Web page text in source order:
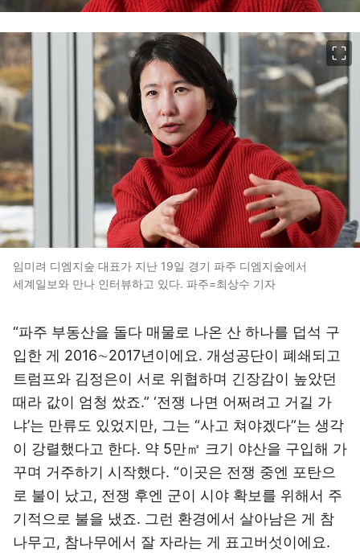
임미려 디엠지숲 대표가 지난 19일 경기 파주 디엠지숲에서
세계일보와 만나 인터뷰하고 있다. 파주=최상수 기자
“파주 부동산을 돌다 매물로 나온 산 하나를 덥석 구
입한 게 2016∼2017년이에요. 개성공단이 폐쇄되고
트럼프와 김정은이 서로 위협하며 긴장감이 높았던
때라 값이 엄청 쌌죠.” ‘전쟁 나면 어쩌려고 거길 가
냐’는 만류도 있었지만, 그는 “사고 쳐야겠다”는 생각
이 강렬했다고 한다. 약 5만㎡ 크기 야산을 구입해 가
꾸며 거주하기 시작했다. “이곳은 전쟁 중엔 포탄으
로 불이 났고, 전쟁 후엔 군이 시야 확보를 위해서 주
기적으로 불을 냈죠. 그런 환경에서 살아남은 게 참
나무고, 참나무에서 잘 자라는 게 표고버섯이에요.